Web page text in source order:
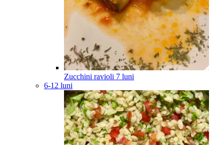
Zucchini ravioli 7 luni
6-12 luni